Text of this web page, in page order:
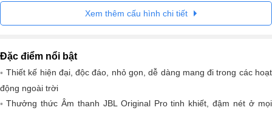
Xem thêm cấu hình chi tiết
Đặc điểm nổi bật
Thiết kế hiện đại, độc đáo, nhỏ gọn, dễ dàng mang đi trong các hoạt
động ngoài trời
Thưởng thức Âm thanh JBL Original Pro tinh khiết, đậm nét ở mọi